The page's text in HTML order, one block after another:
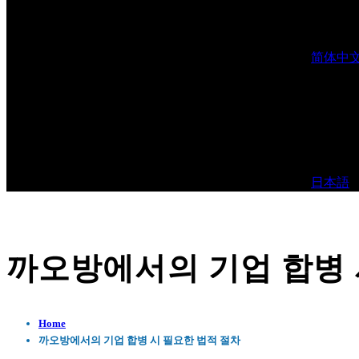
简体中
日本語
까오방에서의 기업 합
Home
까오방에서의 기업 합병 시 필요한 법적 절차